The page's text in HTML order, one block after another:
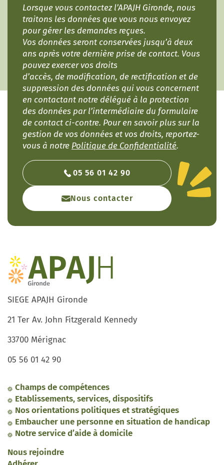
Lorsque vous contactez l’APAJH Gironde, nous
traitons les données que vous nous envoyez
pour gérer les demandes reçues.
Vos données seront conservées jusqu’à deux
ans après votre dernière prise de contact. Vous
pouvez exercer vos droits
d’accès, de modification, de rectification et de
suppression des données qui vous concernent
en contactant notre délégué à la protection
des données par l’intermédiaire du formulaire
de contact ci-contre. Pour en savoir plus sur la
gestion de vos données et vos droits, reportez-
vous à notre Politique de Confidentialité.
05 56 01 42 90
Nous contacter
SIEGE APAJH Gironde
21 Ter Av. John Fitzgerald Kennedy
33700 Mérignac
05 56 01 42 90
Champs de compétences
Etablissements, services, dispositifs
Nos orientations politiques et stratégiques
Embaucher une personne en situation de handicap
Notre service d’aide à domicile
Nous rejoindre